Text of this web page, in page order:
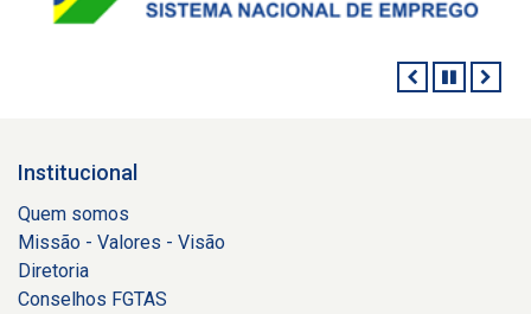
ANTERIOR
PAUSAR
Institucional
Quem somos
Missão - Valores - Visão
Diretoria
Conselhos FGTAS